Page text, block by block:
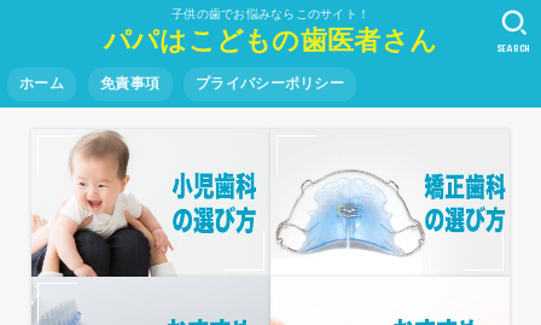
子供の歯でお悩みならこのサイト！
パパはこどもの歯医者さん
ホーム 免責事項 プライバシーポリシー
SEARCH